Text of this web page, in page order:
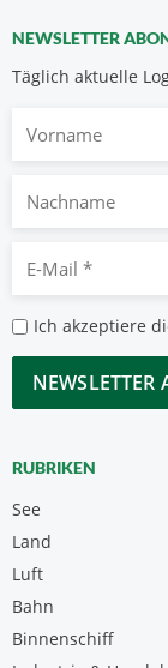
NEWSLETTER
Täglich aktuelle
Nachname
Mail
*
Ich akzeptiere
CAPTCHA
RUBRIKEN
See
Land
Luft
Bahn
Binnenschiff